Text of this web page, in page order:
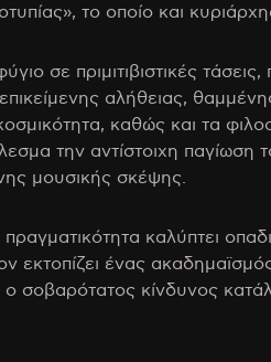
το οποίο και
σε πριμιτιβιστικές
αλήθειας,
καθώς και τα
την αντίστοιχη παγίωση
μουσικής σκέψης.
καλύπτει
εκτοπίζει ένας
σοβαρότατος κίνδυνος